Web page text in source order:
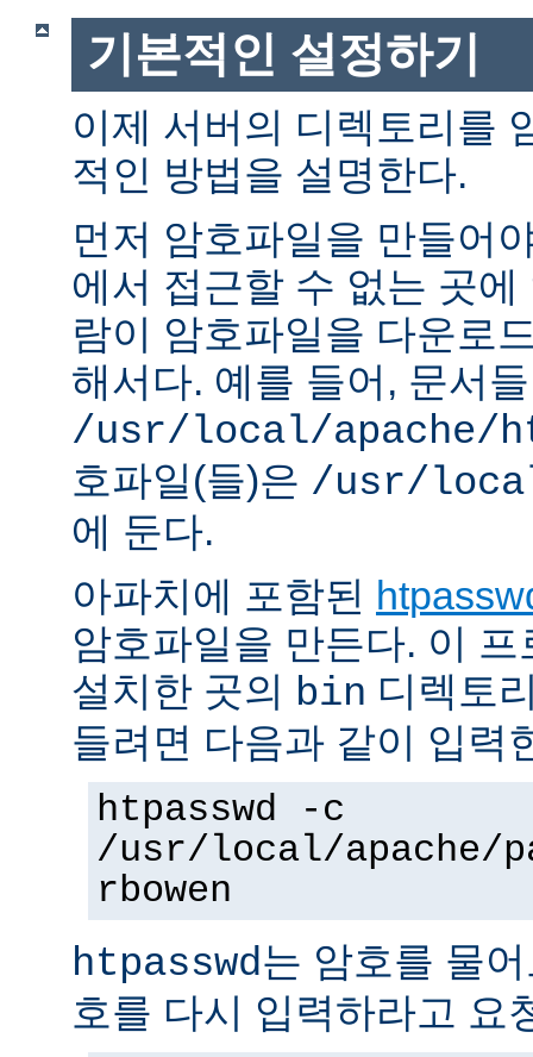
기본적인 설정하기
이제 서버의 디렉토리를
적인 방법을 설명한다.
먼저 암호파일을 만들어
에서 접근할 수 없는 곳
람이 암호파일을 다운로
해서다. 예를 들어, 문서
/usr/local/apache/
호파일(들)은 /usr/
에 둔다.
아파치에 포함된
암호파일을 만든다. 이
설치한 곳의 bin 디렉토
들려면 다음과 같이 입력
htpasswd -c
/usr/local/apache/
rbowen
htpasswd는 암호를 물
호를 다시 입력하라고 요